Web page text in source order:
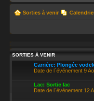
Sorties à venir
SORTIES À VENIR
Carrière: Plongée
Date de l´événement 9
Lac: Sortie lac
Date de l´événement 12